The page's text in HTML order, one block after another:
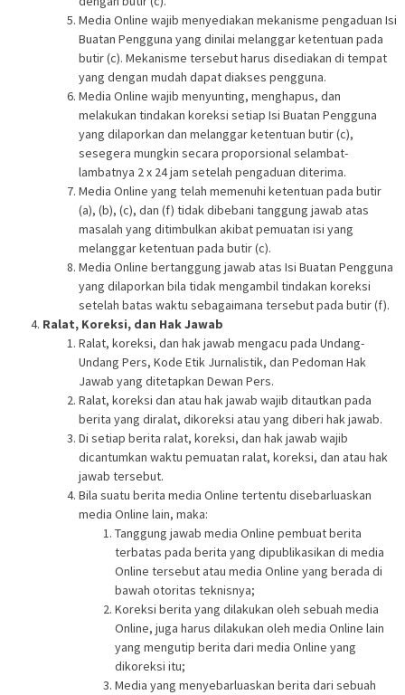
Media Online wajib menyediakan mekanisme pengaduan Isi
Buatan Pengguna yang dinilai melanggar ketentuan pada
butir (c). Mekanisme tersebut harus disediakan di tempat
yang dengan mudah dapat diakses pengguna.
Media Online wajib menyunting, menghapus, dan
melakukan tindakan koreksi setiap Isi Buatan Pengguna
yang dilaporkan dan melanggar ketentuan butir (c),
sesegera mungkin secara proporsional selambat-
lambatnya 2 x 24 jam setelah pengaduan diterima.
Media Online yang telah memenuhi ketentuan pada butir
(a), (b), (c), dan (f) tidak dibebani tanggung jawab atas
masalah yang ditimbulkan akibat pemuatan isi yang
melanggar ketentuan pada butir (c).
Media Online bertanggung jawab atas Isi Buatan Pengguna
yang dilaporkan bila tidak mengambil tindakan koreksi
setelah batas waktu sebagaimana tersebut pada butir (f).
Ralat, Koreksi, dan Hak Jawab
Ralat, koreksi, dan hak jawab mengacu pada Undang-
Undang Pers, Kode Etik Jurnalistik, dan Pedoman Hak
Jawab yang ditetapkan Dewan Pers.
Ralat, koreksi dan atau hak jawab wajib ditautkan pada
berita yang diralat, dikoreksi atau yang diberi hak jawab.
Di setiap berita ralat, koreksi, dan hak jawab wajib
dicantumkan waktu pemuatan ralat, koreksi, dan atau hak
jawab tersebut.
Bila suatu berita media Online tertentu disebarluaskan
media Online lain, maka:
Tanggung jawab media Online pembuat berita
terbatas pada berita yang dipublikasikan di media
Online tersebut atau media Online yang berada di
bawah otoritas teknisnya;
Koreksi berita yang dilakukan oleh sebuah media
Online, juga harus dilakukan oleh media Online lain
yang mengutip berita dari media Online yang
dikoreksi itu;
Media yang menyebarluaskan berita dari sebuah